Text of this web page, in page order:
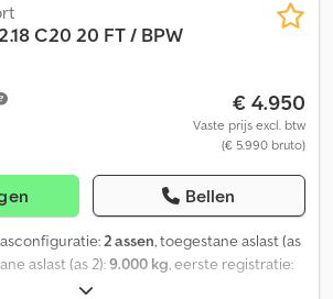
C20 20 FT / BPW
€ 4.950
Vaste prijs excl. btw
(€ 5.990 bruto)
Bellen
2 assen, toegestane aslast (as
aslast (as 2):9.000 kg, eerste registratie:
70.930 mm